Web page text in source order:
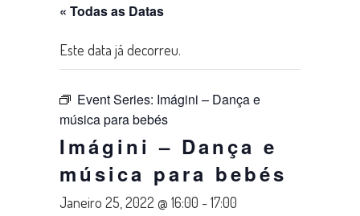
« Todas as Datas
Este data já decorreu.
Event Series: Imágini – Dança e
música para bebés
Imágini – Dança e
música para bebés
Janeiro 25, 2022 @ 16:00 -17:00